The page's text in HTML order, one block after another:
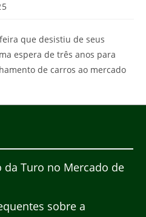
que desistiu de seus
espera de três anos para
de carros ao mercado
da Turo no Mercado de
sobre a